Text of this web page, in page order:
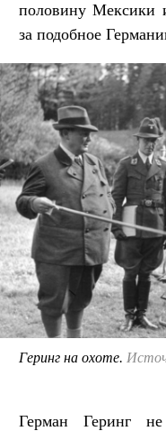
половину Мексики
за подобное
Геринг на охоте.
Герман Геринг